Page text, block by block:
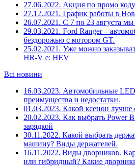
27.06.2022. Акция по промо коду
27.12.2021. График работы в
26.07.2021. С 7 по 23 августа
29.03.2021. Ford Ranger –
бездорожью с мотором GT.
25.02.2021. Уже можно
HR-V e: HEV
Всі новини
16.03.2023. Автомобильные
преимущества и недостатки.
01.03.2023. Какой ксенон лучше
20.02.2023. Как выбрать Power
зарядкой
30.11.2022. Какой выбрать
машину? Виды держателей.
16.11.2022. Виды дворников.
или гибридный? Какие